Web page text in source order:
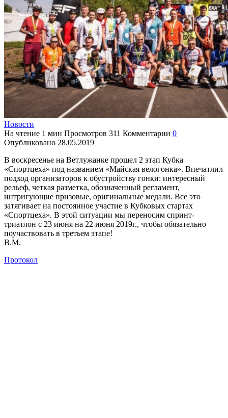
Новости
На чтение 1 мин Просмотров 311 Комментарии 0
Опубликовано 28.05.2019
В воскресенье на Ветлужанке прошел 2 этап Кубка
«Спортцеха» под названием «Майская велогонка». Впечатлил
подход организаторов к обустройству гонки: интересный
рельеф, четкая разметка, обозначенный регламент,
интригующие призовые, оригинальные медали. Все это
затягивает на постоянное участие в Кубковых стартах
«Спортцеха». В этой ситуации мы переносим спринт-
триатлон с 23 июня на 22 июня 2019г., чтобы обязательно
поучаствовать в третьем этапе!
В.М.
Протокол